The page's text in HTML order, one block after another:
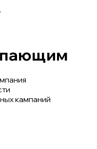
кампаний